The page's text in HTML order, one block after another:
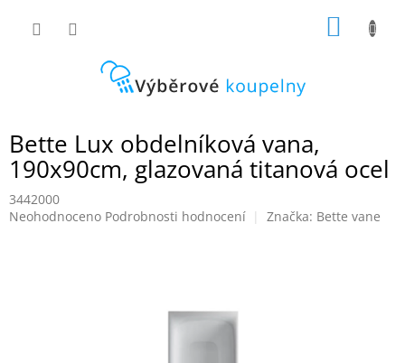
Bette Lux obdelníková vana,
190x90cm, glazovaná titanová ocel
3442000
Průměrné
Neohodnoceno Podrobnosti hodnocení Značka: Bette vane